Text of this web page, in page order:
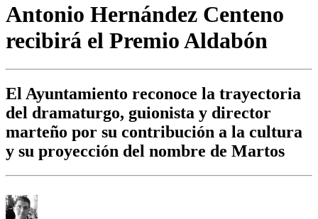
Antonio Hernández Centeno
recibirá el Premio Aldabón
El Ayuntamiento reconoce la trayectoria
del dramaturgo, guionista y director
marteño por su contribución a la cultura
y su proyección del nombre de Martos